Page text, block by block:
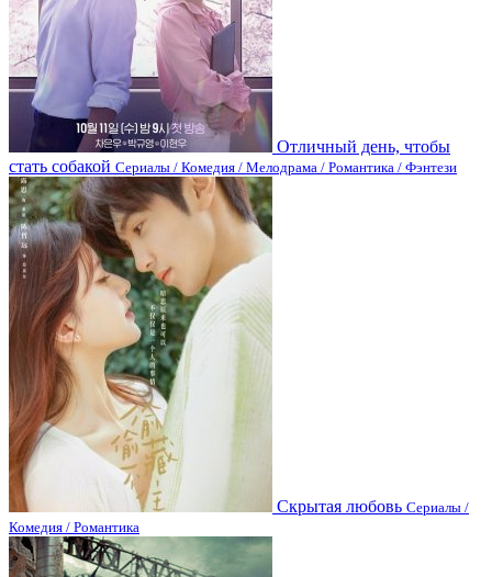
Отличный день, чтобы
стать собакой Сериалы / Комедия / Мелодрама / Романтика / Фэнтези
Скрытая любовь Сериалы /
Комедия / Романтика